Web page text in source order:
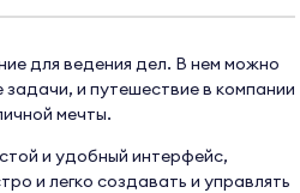
для ведения дел. В нем можно
и путешествие в компании
мечты.
и удобный интерфейс,
и легко создавать и управлять